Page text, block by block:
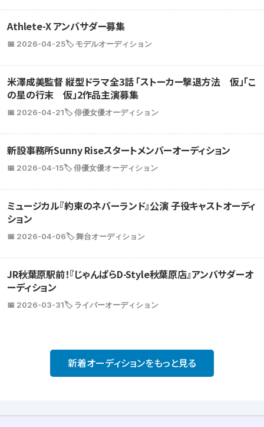
Athlete-X アンバサダー募集
📅 2026-04-25🏷️ モデルオーディション
米澤成美監督 縦型ドラマ全3話 「ストーカー撃退方法 仮」「こ
の星の行末 仮」2作品主演募集
📅 2026-04-21🏷️ 俳優女優オーディション
新設事務所Sunny Riseスタートメンバーオーディション
📅 2026-04-15🏷️ 俳優女優オーディション
ミュージカル『約束のネバーランド』公演 子役キャストオーディ
ション
📅 2026-04-06🏷️ 舞台オーディション
JR秋葉原駅前！『じゃんぱらD-Style秋葉原店』アンバサダーオ
ーディション
📅 2026-03-31🏷️ ライバーオーディション
新着オーディションをもっと見る